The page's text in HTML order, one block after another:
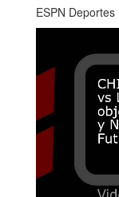
ESPN Deportes